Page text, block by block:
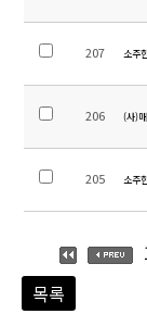
207 소주
206 (사)
205 소주
목록